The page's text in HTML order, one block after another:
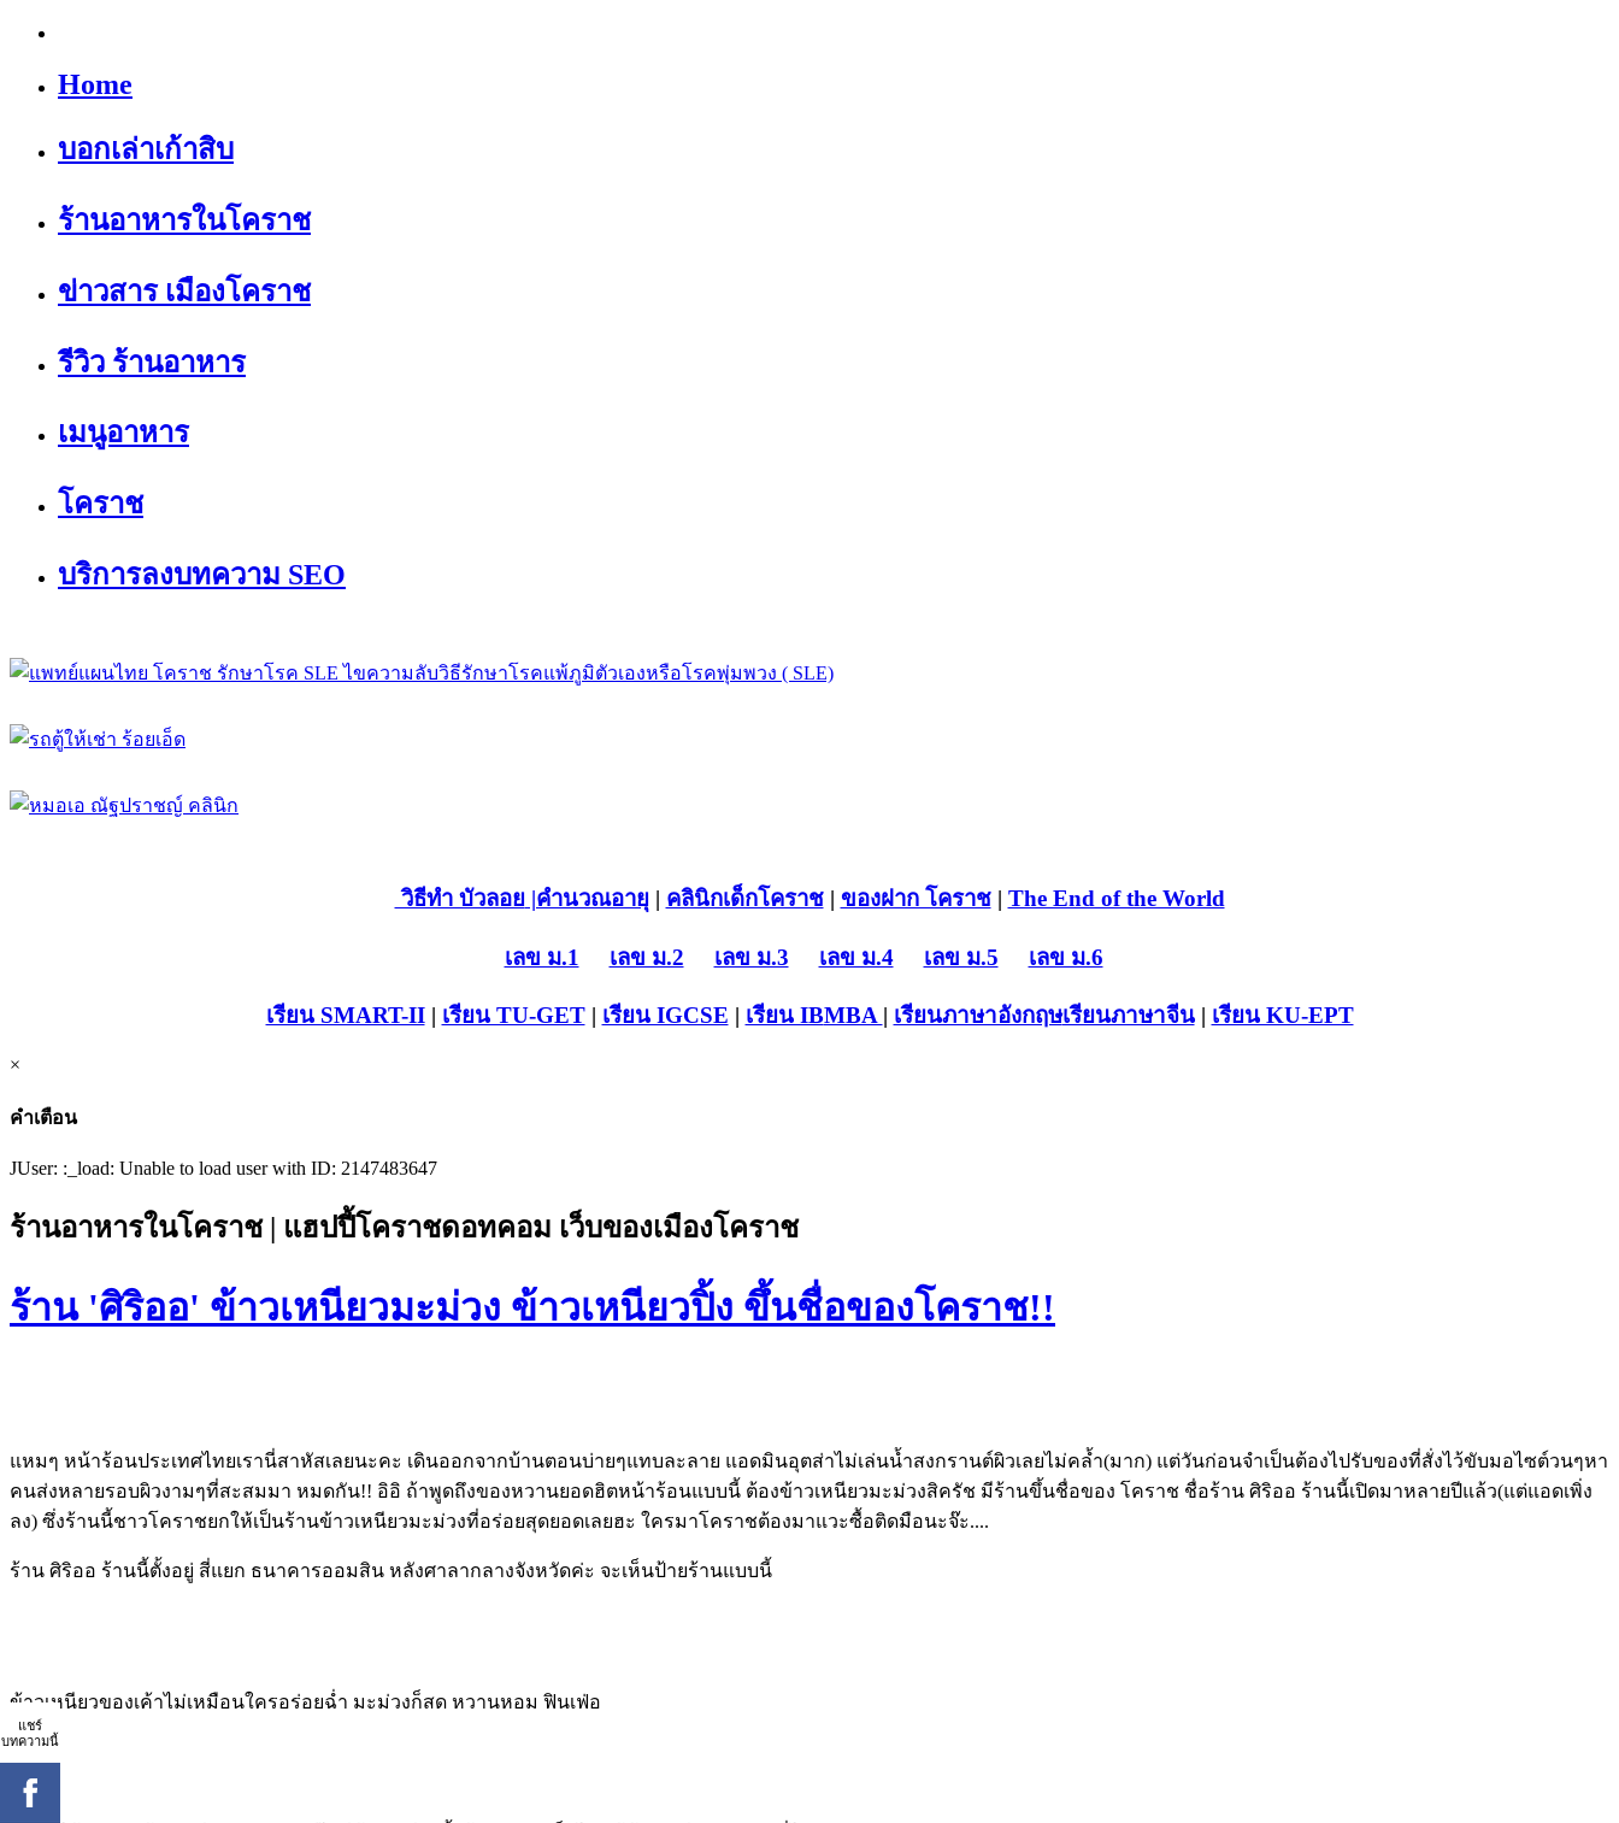
Home
บอกเล่าเก้าสิบ
ร้านอาหารในโคราช
ข่าวสาร เมืองโคราช
รีวิว ร้านอาหาร
เมนูอาหาร
โคราช
บริการลงบทความ SEO
วิธีทำ บัวลอย |คำนวณอายุ | คลินิกเด็กโคราช| ของฝาก โคราช| The End of the World
เลข ม.1 เลข ม.2 เลข ม.3 เลข ม.4 เลข ม.5 เลข ม.6
เรียน SMART-II| เรียน TU-GET| เรียน IGCSE | เรียน IBMBA | เรียนภาษาอังกฤษเรียนภาษาจีน| เรียน KU-EPT
×
คำเตือน
JUser: :_load: Unable to load user with ID: 2147483647
ร้านอาหารในโคราช | แฮปปี้โคราชดอทคอม เว็บของเมืองโคราช
ร้าน 'ศิริออ' ข้าวเหนียวมะม่วง ข้าวเหนียวปิ้ง ขึ้นชื่อของโคราช!!
แหมๆ หน้าร้อนประเทศไทยเรานี่สาหัสเลยนะคะ เดินออกจากบ้านตอนบ่ายๆแทบละลาย แอดมินอุตส่าไม่เล่นน้ำสงกรานต์ผิวเลยไม่คล้ำ(มาก) แต่วันก่อนจำเป็นต้องไปรับของที่สั่งไว้ขับมอไซต์วนๆหา
คนส่งหลายรอบผิวงามๆที่สะสมมา หมดกัน!! อิอิ ถ้าพูดถึงของหวานยอดฮิตหน้าร้อนแบบนี้ ต้องข้าวเหนียวมะม่วงสิครัช มีร้านขึ้นชื่อของ โคราช ชื่อร้าน ศิริออ ร้านนี้เปิดมาหลายปีแล้ว(แต่แอดเพิ่ง
ลง) ซึ่งร้านนี้ชาวโคราชยกให้เป็นร้านข้าวเหนียวมะม่วงที่อร่อยสุดยอดเลยฮะ ใครมาโคราชต้องมาแวะซื้อติดมือนะจ๊ะ....
ร้าน ศิริออ ร้านนี้ตั้งอยู่ สี่แยก ธนาคารออมสิน หลังศาลากลางจังหวัดค่ะ จะเห็นป้ายร้านแบบนี้
ข้าวเหนียวของเค้าไม่เหมือนใครอร่อยฉ่ำ มะม่วงก็สด หวานหอม ฟินเฟ่อ
แชร์
บทความนี้